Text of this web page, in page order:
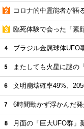
コロナ的中霊能者が語
臨死体験で会った「素
ブラジル金属球体UFO
またしても火星に謎の
文明崩壊確率49%、
6時間動かず浮かんだ
月面の「巨大UFO群」